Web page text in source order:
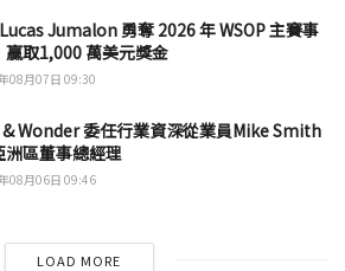
Jumalon 勇奪 2026 年 WSOP 主賽事
贏取1,000 萬美元獎金
08月07日 09:30
Wonder 委任行業資深從業員Mike Smith
洲區董事總經理
08月06日 09:46
LOAD MORE